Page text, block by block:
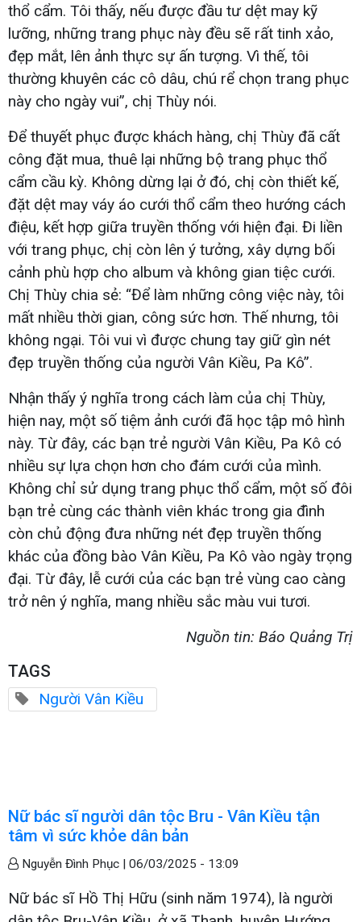
thổ cẩm. Tôi thấy, nếu được đầu tư dệt may kỹ
lưỡng, những trang phục này đều sẽ rất tinh xảo,
đẹp mắt, lên ảnh thực sự ấn tượng. Vì thế, tôi
thường khuyên các cô dâu, chú rể chọn trang phục
này cho ngày vui”, chị Thùy nói.
Để thuyết phục được khách hàng, chị Thùy đã cất
công đặt mua, thuê lại những bộ trang phục thổ
cẩm cầu kỳ. Không dừng lại ở đó, chị còn thiết kế,
đặt dệt may váy áo cưới thổ cẩm theo hướng cách
điệu, kết hợp giữa truyền thống với hiện đại. Đi liền
với trang phục, chị còn lên ý tưởng, xây dựng bối
cảnh phù hợp cho album và không gian tiệc cưới.
Chị Thùy chia sẻ: “Để làm những công việc này, tôi
mất nhiều thời gian, công sức hơn. Thế nhưng, tôi
không ngại. Tôi vui vì được chung tay giữ gìn nét
đẹp truyền thống của người Vân Kiều, Pa Kô”.
Nhận thấy ý nghĩa trong cách làm của chị Thùy,
hiện nay, một số tiệm ảnh cưới đã học tập mô hình
này. Từ đây, các bạn trẻ người Vân Kiều, Pa Kô có
nhiều sự lựa chọn hơn cho đám cưới của mình.
Không chỉ sử dụng trang phục thổ cẩm, một số đôi
bạn trẻ cùng các thành viên khác trong gia đình
còn chủ động đưa những nét đẹp truyền thống
khác của đồng bào Vân Kiều, Pa Kô vào ngày trọng
đại. Từ đây, lễ cưới của các bạn trẻ vùng cao càng
trở nên ý nghĩa, mang nhiều sắc màu vui tươi.
Nguồn tin: Báo Quảng Trị
TAGS
Người Vân Kiều
Nữ bác sĩ người dân tộc Bru - Vân Kiều tận
tâm vì sức khỏe dân bản
Nguyễn Đình Phục | 06/03/2025 - 13:09
Nữ bác sĩ Hồ Thị Hữu (sinh năm 1974), là người